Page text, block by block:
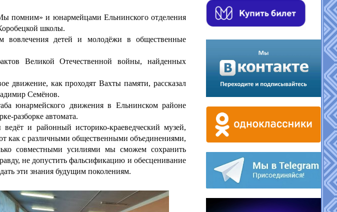
помним» и юнармейцами Ельнинского отделения
школы.
вовлечения детей и молодёжи в общественные
Великой Отечественной войны, найденных
движение, как проходят Вахты памяти, рассказал
Семёнов.
юнармейского движения в Ельнинском районе
разборке автомата.
и районный историко-краеведческий музей,
как с различными общественными объединениями,
совместными усилиями мы сможем сохранить
не допустить фальсификацию и обесценивание
эти знания будущим поколениям.